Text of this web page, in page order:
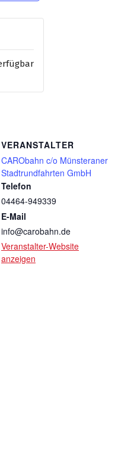
VERANSTALTER
CARObahn c/o Münsteraner
Stadtrundfahrten GmbH
Telefon
04464-949339
E-Mail
info@carobahn.de
Veranstalter-Website
anzeigen